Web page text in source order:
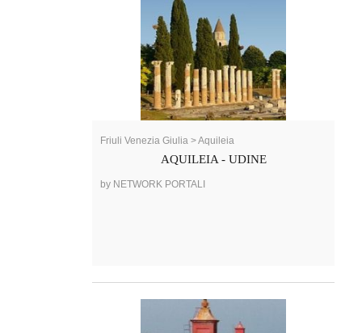
Friuli Venezia Giulia > Aquileia
AQUILEIA - UDINE
by NETWORK PORTALI